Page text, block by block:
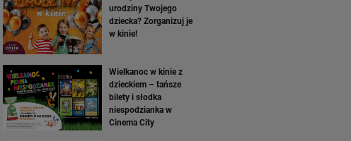
urodziny Twojego
dziecka? Zorganizuj je
w kinie!
Wielkanoc w kinie z
dzieckiem – tańsze
bilety i słodka
niespodzianka w
Cinema City